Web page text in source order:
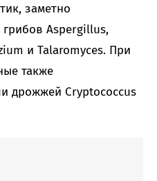
заметно
грибов Aspergillus,
и Talaromyces. При
также
дрожжей Cryptococcus